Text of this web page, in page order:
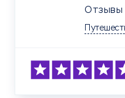
Отзывы